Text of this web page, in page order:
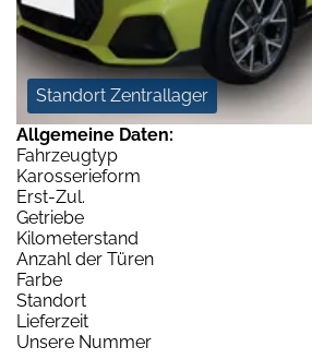
Standort Zentrallager
Allgemeine Daten:
Fahrzeugtyp
Karosserieform
Erst-Zul.
Getriebe
Kilometerstand
Anzahl der Türen
Farbe
Standort
Lieferzeit
Unsere Nummer